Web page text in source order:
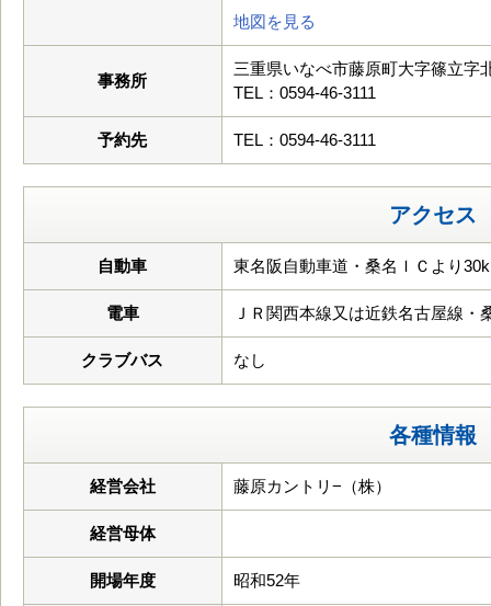
地図を見る
事務所
三重県いなべ市藤原町大字篠立字
TEL：0594-46-3111
予約先 TEL：0594-46-3111
アクセス
自動車 東名阪自動車道・桑名ＩＣより
電車 ＪＲ関西本線又は近鉄名古屋線
クラブバス なし
各種情報
経営会社 藤原カントリ−（株）
経営母体
開場年度 昭和52年